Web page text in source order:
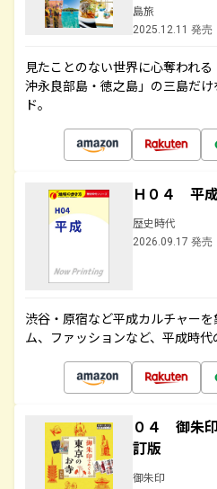
島旅
2025.12.11 発売
見たことのない世界に心奪われ
沖永良部島・徳之島」の三島だ
ド。
Ｈ０４ 平
歴史時代
2026.09.17 発売
渋谷・原宿など平成カルチャー
ム、ファッションなど、平成時代
０４ 御朱
訂版
御朱印